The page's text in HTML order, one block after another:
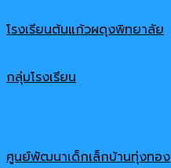
โรงเรียนต้นแก้วผดุงพิทยาลัย
กลุ่มโรงเรียน
ศูนย์พัฒนาเด็กเล็กบ้านทุ่งทอง